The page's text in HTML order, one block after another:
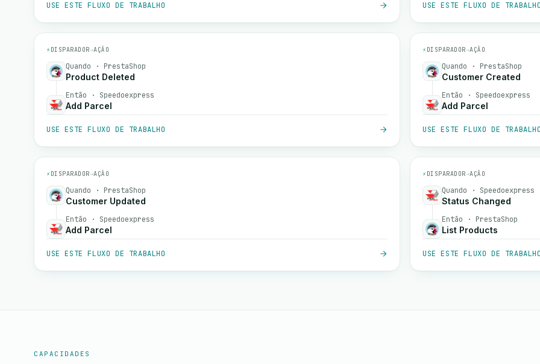
USE ESTE FLUXO DE TRABALHO USE ESTE FLUXO DE
⚡ DISPARADOR→AÇÃO
Quando · PrestaShop
Product Deleted
Então · Speedoexpress
Add Parcel
USE ESTE FLUXO DE TRABALHO
⚡ DISPARADOR→AÇÃO
Quando · PrestaShop
Customer Created
Então · Speedoexpress
Add Parcel
USE ESTE FLUXO DE
⚡ DISPARADOR→AÇÃO
Quando · PrestaShop
Customer Updated
Então · Speedoexpress
Add Parcel
USE ESTE FLUXO DE TRABALHO
⚡ DISPARADOR→AÇÃO
Quando · Speedoexpress
Status Changed
Então · PrestaShop
List Products
USE ESTE FLUXO DE
CAPACIDADES